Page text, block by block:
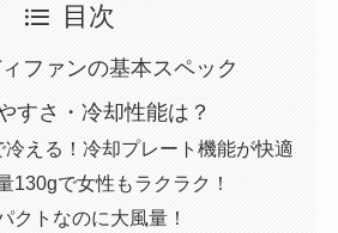
目次
ファンの基本スペック
すさ・冷却性能は？
冷える！冷却プレート機能が快適
130gで女性もラクラク！
クトなのに大風量！